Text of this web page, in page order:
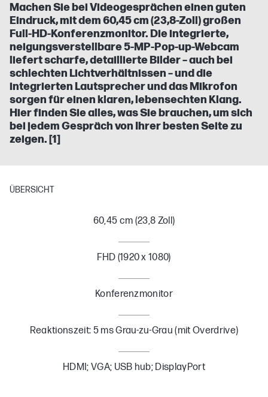
Machen Sie bei Videogesprächen einen guten
Eindruck, mit dem 60,45 cm (23,8-Zoll) großen
Full-HD-Konferenzmonitor. Die integrierte,
neigungsverstellbare 5-MP-Pop-up-Webcam
liefert scharfe, detaillierte Bilder – auch bei
schlechten Lichtverhältnissen – und die
integrierten Lautsprecher und das Mikrofon
sorgen für einen klaren, lebensechten Klang.
Hier finden Sie alles, was Sie brauchen, um sich
bei jedem Gespräch von Ihrer besten Seite zu
zeigen. [1]
ÜBERSICHT
60,45 cm (23,8 Zoll)
FHD (1920 x 1080)
Konferenzmonitor
Reaktionszeit: 5 ms Grau-zu-Grau (mit Overdrive)
HDMI; VGA; USB hub; DisplayPort